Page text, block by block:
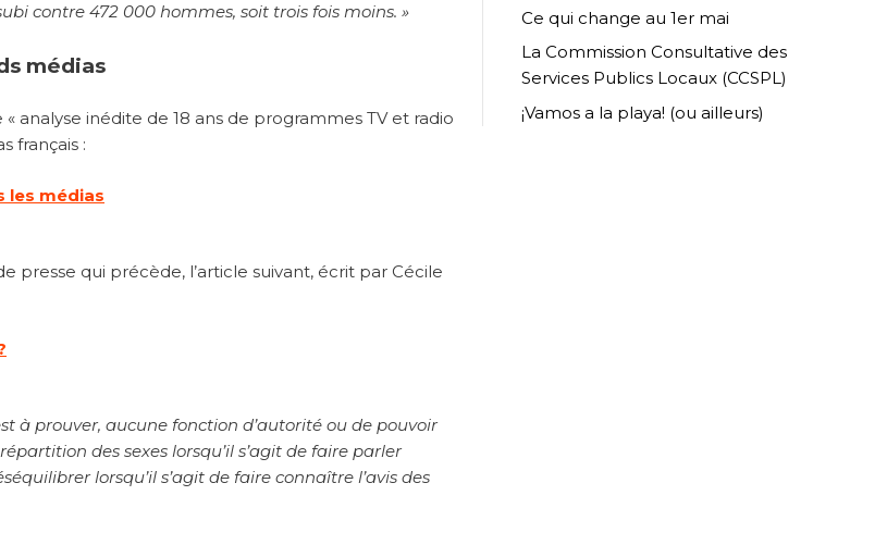
contre 472 000 hommes, soit trois fois moins. »
médias
analyse inédite de 18 ans de programmes TV et radio
français :
les médias
qui précède, l’article suivant, écrit par Cécile
à prouver, aucune fonction d’autorité ou de pouvoir
des sexes lorsqu’il s’agit de faire parler
lorsqu’il s’agit de faire connaître l’avis des
Ce qui change au 1er mai
La Commission Consultative des
Services Publics Locaux (CCSPL)
¡Vamos a la playa! (ou ailleurs)